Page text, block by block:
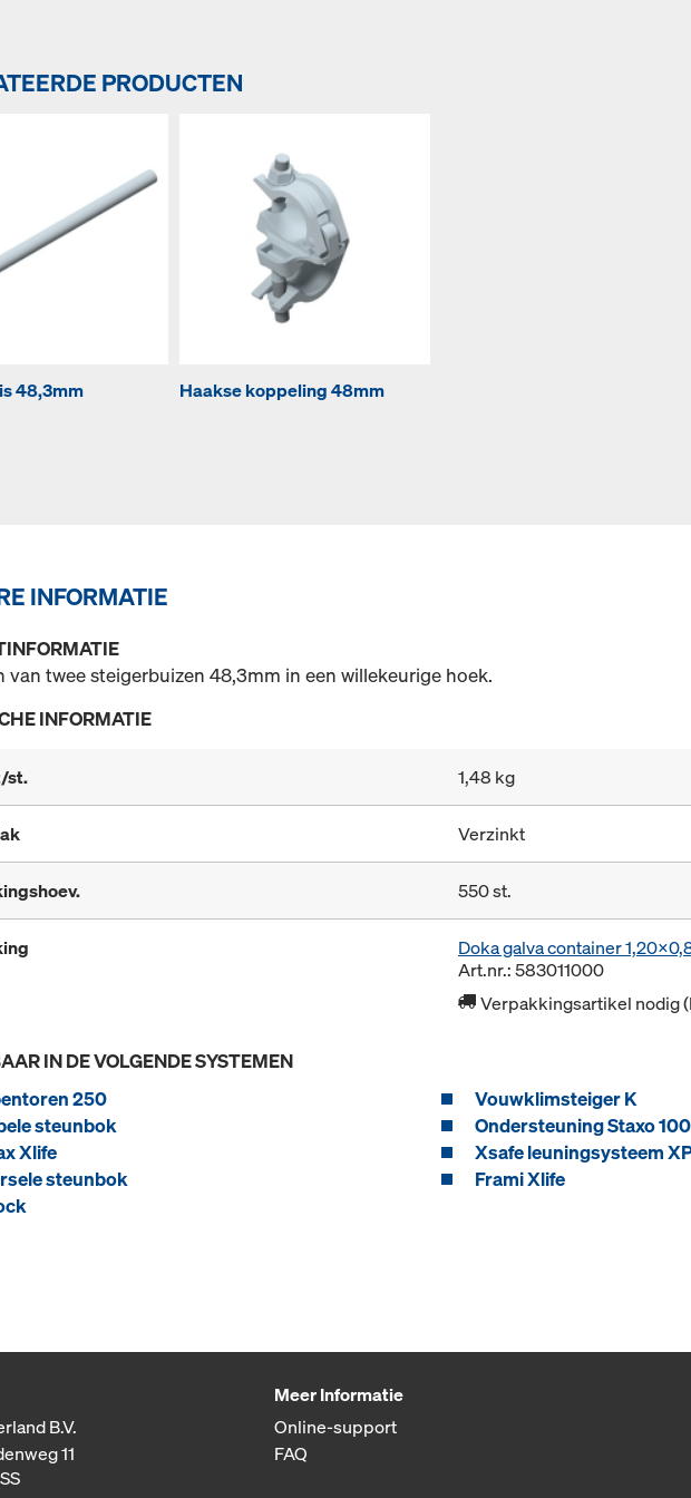
PRODUCTEN
48,3mm Haakse koppeling 48mm
INFORMATIE
van twee steigerbuizen 48,3mm in een willekeurige hoek.
INFORMATIE
st. 1,48 kg
Verzinkt
550 st.
Doka galva container
Art.nr.: 583011000
Verpakkingsartikel nodig
IN DE VOLGENDE SYSTEMEN
250
Vouwklimsteiger K
steunbok
Ondersteuning Staxo 100
Xlife
Xsafe leuningsysteem
steunbok
Frami Xlife
B.V.
11
Meer Informatie
Online-support
FAQ